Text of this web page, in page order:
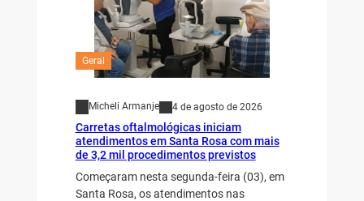
Geral
Micheli Armanje 4 de agosto de 2026
Carretas oftalmológicas iniciam
atendimentos em Santa Rosa com mais
de 3,2 mil procedimentos previstos
Começaram nesta segunda-feira (03), em
Santa Rosa, os atendimentos nas